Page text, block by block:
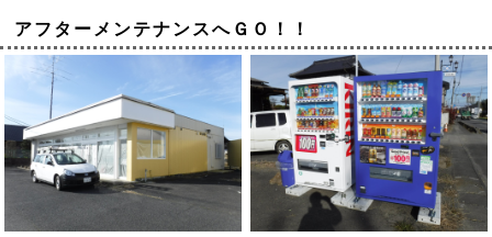
アフターメンテナンスへＧＯ！！